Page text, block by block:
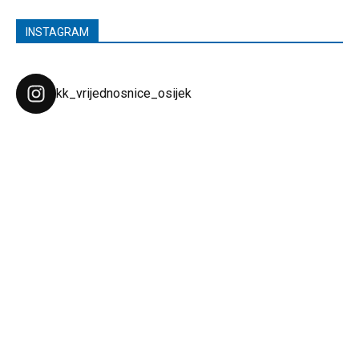
INSTAGRAM
kk_vrijednosnice_osijek